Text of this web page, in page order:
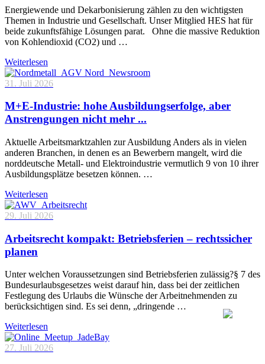
Energiewende und Dekarbonisierung zählen zu den wichtigsten
Themen in Industrie und Gesellschaft. Unser Mitglied HES hat für
beide zukunftsfähige Lösungen parat. Ohne die massive Reduktion
von Kohlendioxid (CO2) und …
Weiterlesen
31. Juli 2026
M+E-Industrie: hohe Ausbildungserfolge, aber
Anstrengungen nicht mehr ...
Aktuelle Arbeitsmarktzahlen zur Ausbildung Anders als in vielen
anderen Branchen, in denen es an Bewerbern mangelt, wird die
norddeutsche Metall- und Elektroindustrie vermutlich 9 von 10 ihrer
Ausbildungsplätze besetzen können. …
Weiterlesen
29. Juli 2026
Arbeitsrecht kompakt: Betriebsferien – rechtssicher
planen
Unter welchen Voraussetzungen sind Betriebsferien zulässig?§ 7 des
Bundesurlaubsgesetzes weist darauf hin, dass bei der zeitlichen
Festlegung des Urlaubs die Wünsche der Arbeitnehmenden zu
berücksichtigen sind. Es sei denn, „dringende …
Weiterlesen
27. Juli 2026